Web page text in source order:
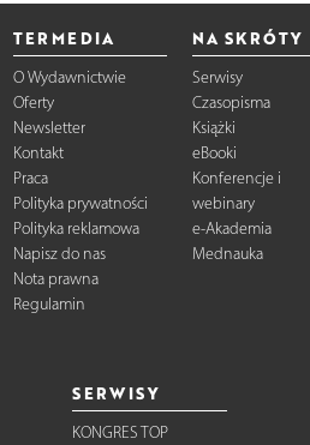
TERMEDIA
O Wydawnictwie
Oferty
Newsletter
Kontakt
Praca
Polityka prywatności
Polityka reklamowa
Napisz do nas
Nota prawna
Regulamin
NA SKRÓTY
Serwisy
Czasopisma
Książki
eBooki
Konferencje i
webinary
e-Akademia
Mednauka
SERWISY
KONGRES TOP